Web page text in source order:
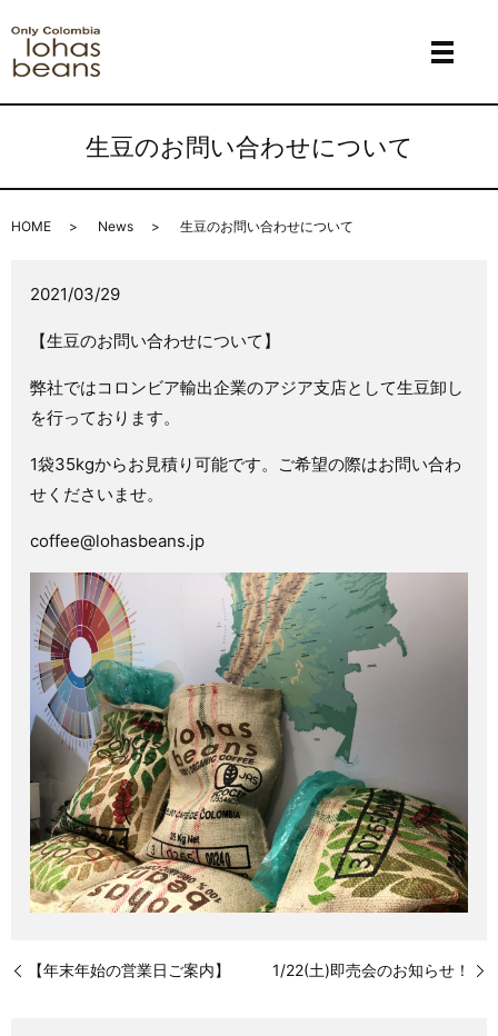
生豆のお問い合わせについて
HOME News 生豆のお問い合わせについて
2021/03/29
【生豆のお問い合わせについて】
弊社ではコロンビア輸出企業のアジア支店として生豆卸し
を行っております。
1袋35kgからお見積り可能です。ご希望の際はお問い合わ
せくださいませ。
coffee@lohasbeans.jp
【年末年始の営業日ご案内】 1/22(土)即売会のお知らせ！